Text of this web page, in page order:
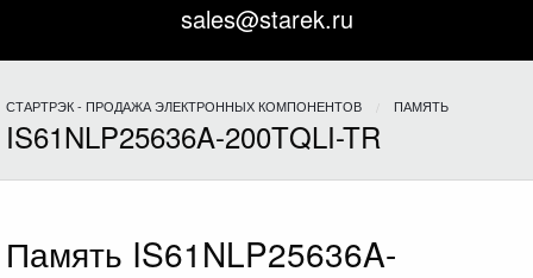
sales@starek.ru
СТАРТРЭК - ПРОДАЖА ЭЛЕКТРОННЫХ КОМПОНЕНТОВ ПАМЯТЬ
IS61NLP25636A-200TQLI-TR
Память IS61NLP25636A-